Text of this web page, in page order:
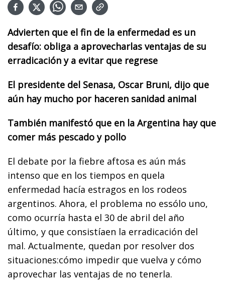
Advierten que el fin de la enfermedad es un
desafío: obliga a aprovecharlas ventajas de su
erradicación y a evitar que regrese
El presidente del Senasa, Oscar Bruni, dijo que
aún hay mucho por haceren sanidad animal
También manifestó que en la Argentina hay que
comer más pescado y pollo
El debate por la fiebre aftosa es aún más
intenso que en los tiempos en quela
enfermedad hacía estragos en los rodeos
argentinos. Ahora, el problema no essólo uno,
como ocurría hasta el 30 de abril del año
último, y que consistíaen la erradicación del
mal. Actualmente, quedan por resolver dos
situaciones:cómo impedir que vuelva y cómo
aprovechar las ventajas de no tenerla.